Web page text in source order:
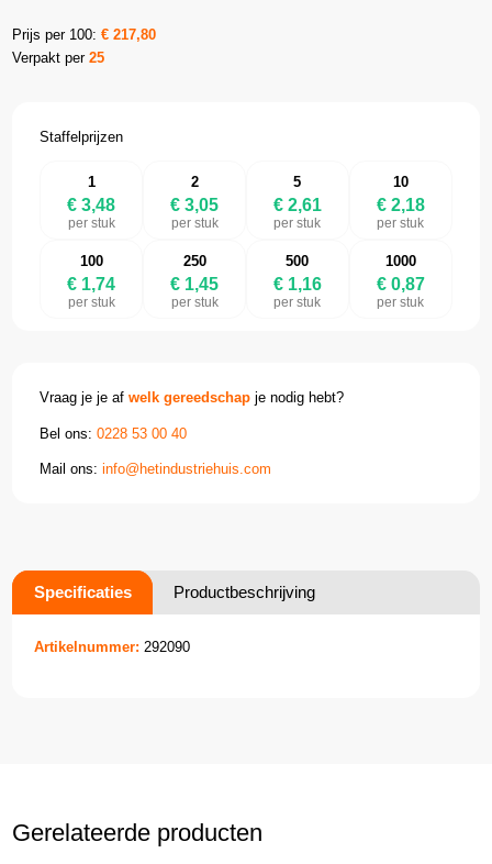
Prijs per 100:€217,80
Verpakt per25
Staffelprijzen
1
€ 3,48
per stuk
2
€ 3,05
per stuk
5
€ 2,61
per stuk
10
€ 2,18
per stuk
100
€ 1,74
per stuk
250
€ 1,45
per stuk
500
€ 1,16
per stuk
1000
€ 0,87
per stuk
Vraag je je afwelk gereedschap je nodig hebt?
Bel ons:0228 53 00 40
Mail ons:info@hetindustriehuis.com
Specificaties Productbeschrijving
Artikelnummer: 292090
Gerelateerde producten